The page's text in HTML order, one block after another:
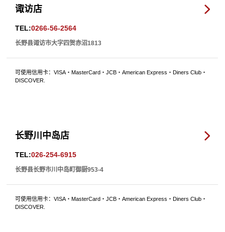
诹访店
TEL:0266-56-2564
长野县诹访市大字四贺赤沼1813
可使用信用卡：VISA・MasterCard・JCB・American Express・Diners Club・
DISCOVER.
长野川中岛店
TEL:026-254-6915
长野县长野市川中岛町御厨953-4
可使用信用卡：VISA・MasterCard・JCB・American Express・Diners Club・
DISCOVER.